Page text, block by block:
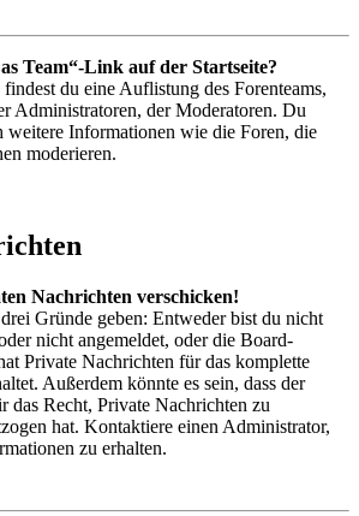
Team“-Link auf der Startseite?
du eine Auflistung des Forenteams,
Administratoren, der Moderatoren. Du
weitere Informationen wie die Foren, die
moderieren.
Nachrichten verschicken!
Gründe geben: Entweder bist du nicht
nicht angemeldet, oder die Board-
Private Nachrichten für das komplette
Außerdem könnte es sein, dass der
das Recht, Private Nachrichten zu
hat. Kontaktiere einen Administrator,
zu erhalten.